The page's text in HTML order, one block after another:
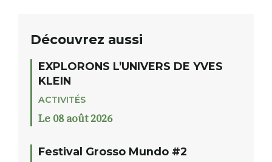
Découvrez aussi
EXPLORONS L’UNIVERS DE YVES
KLEIN
ACTIVITÉS
Le 08 août 2026
Festival Grosso Mundo #2